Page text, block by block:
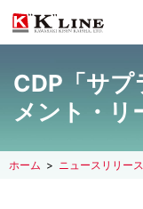
CDP「サプ
メント・リ
ホーム ニュースリリース